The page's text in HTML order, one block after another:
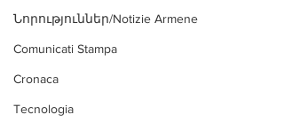
Նորություններ/Notizie Armene
Comunicati Stampa
Cronaca
Tecnologia